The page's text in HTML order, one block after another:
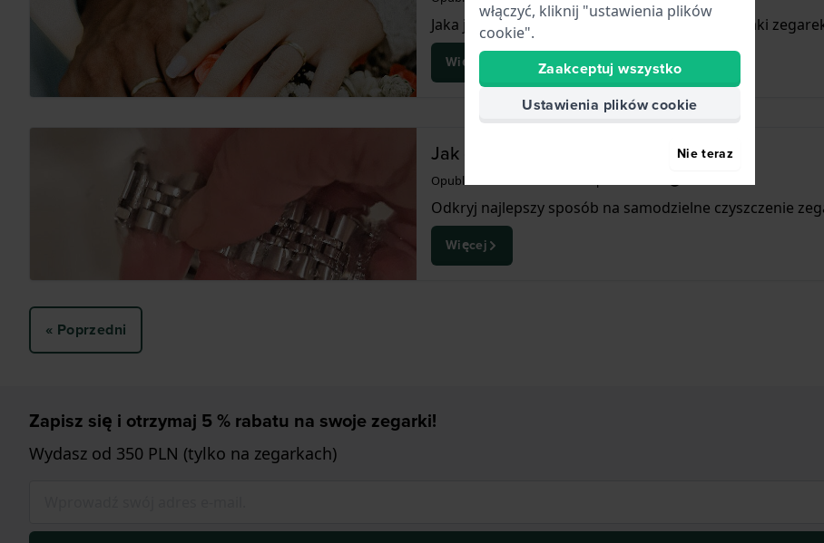
Jaka jest etykieta noszenia zegarka na ślubie? Jaki
Więcej
Jak czyścić zegarek
Opublikowano
Odkryj najlepszy sposób na samodzielne czyszczenie
Więcej
« Poprzedni
Zapisz się i otrzymaj 5 % rabatu na swoje zegarki!
Wydasz od 350 PLN (tylko na zegarkach)
włączyć, kliknij "ustawienia plików
cookie".
Zaakceptuj wszystko
Ustawienia plików cookie
Nie teraz